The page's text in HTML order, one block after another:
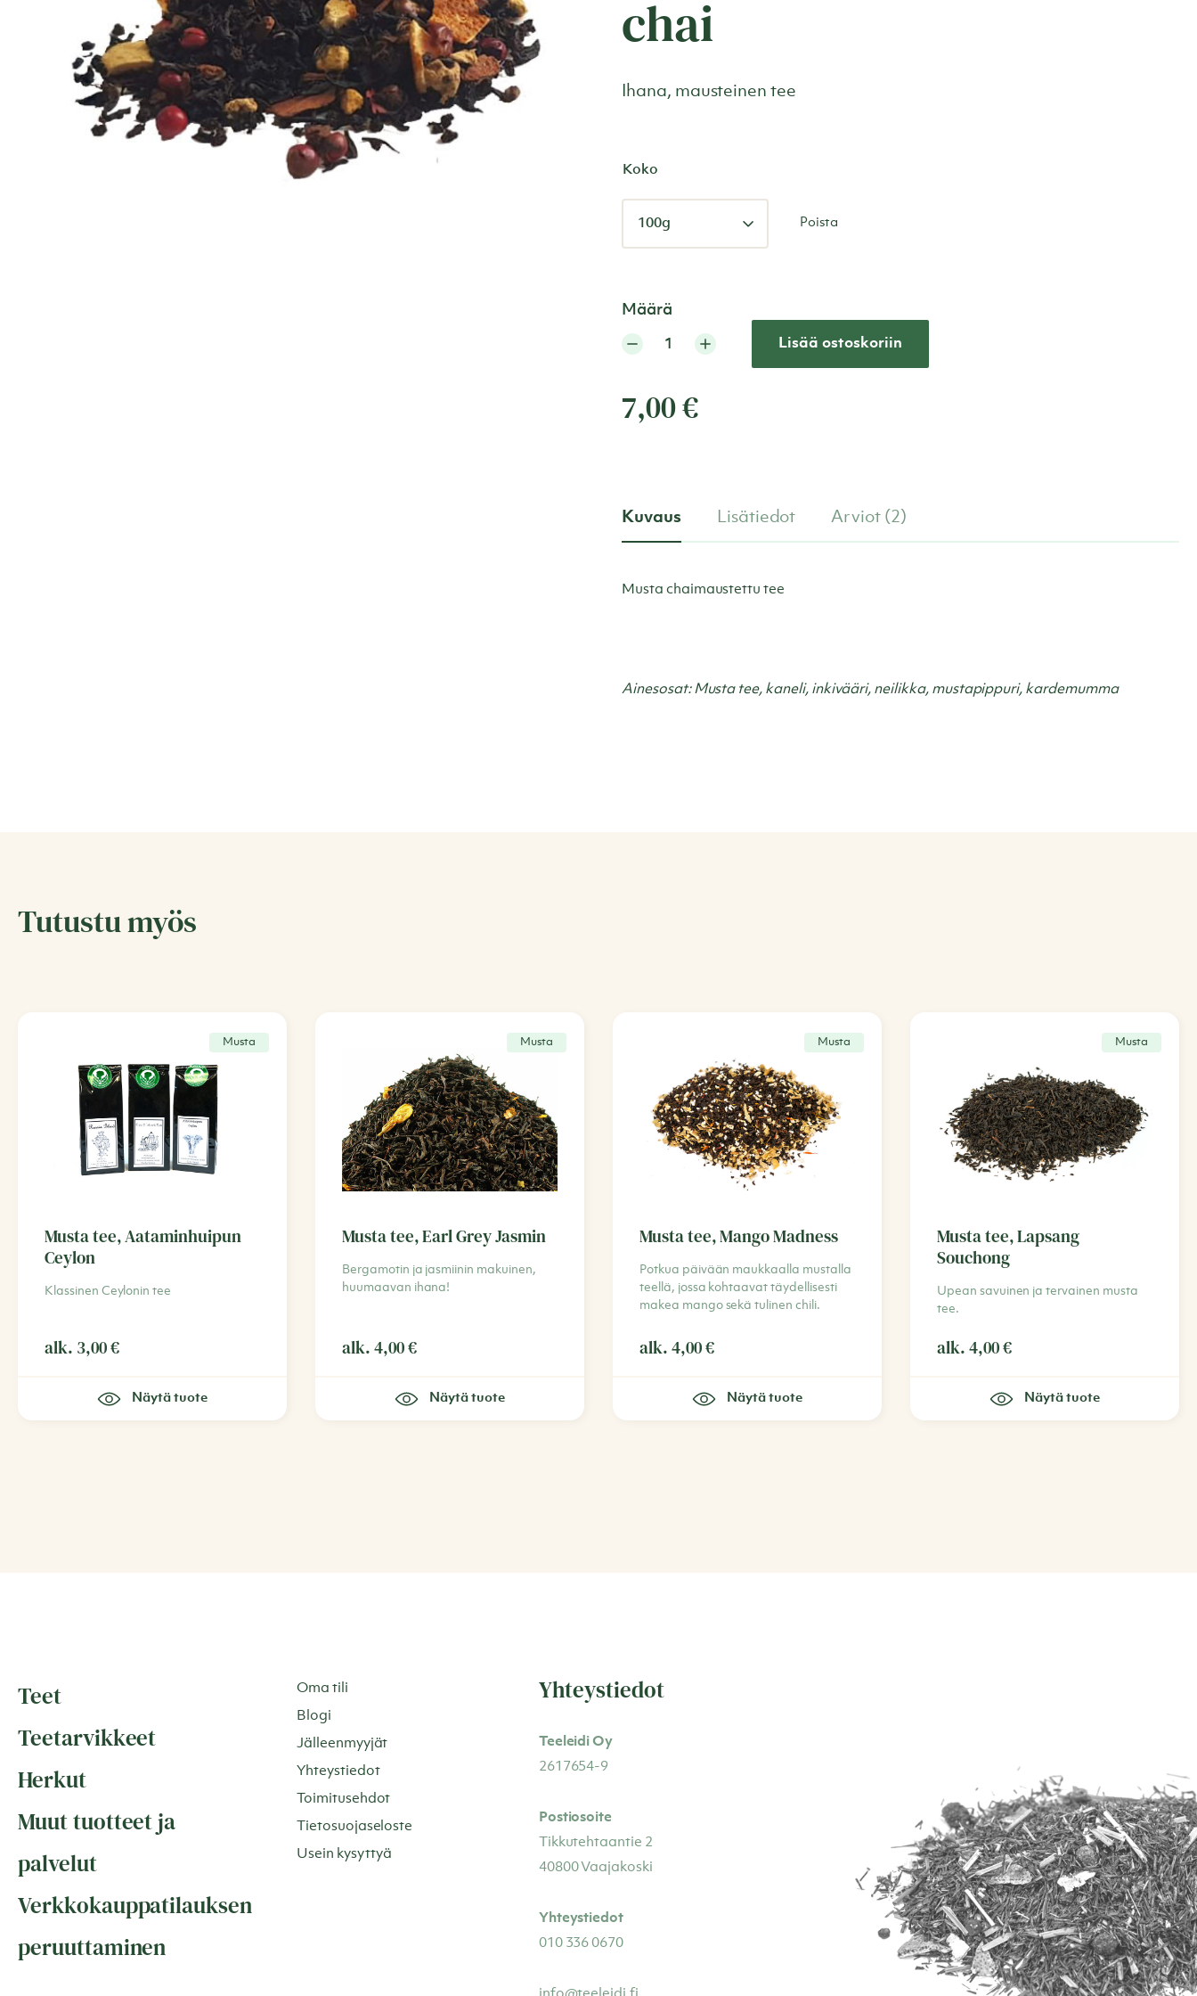
chai
Ihana, mausteinen tee
Koko
Poista
Määrä
Lisää ostoskoriin
7,00€
Kuvaus Lisätiedot Arviot (2)
Musta chaimaustettu tee
Ainesosat: Musta tee, kaneli, inkivääri, neilikka, mustapippuri, kardemumma
Tutustu myös
Musta
Musta tee, Aataminhuipun
Ceylon
Klassinen Ceylonin tee
alk. 3,00€
Näytä tuote
Musta
Musta tee, Earl Grey Jasmin
Bergamotin ja jasmiinin makuinen,
huumaavan ihana!
alk. 4,00€
Näytä tuote
Musta
Musta tee, Mango Madness
Potkua päivään maukkaalla mustalla
teellä, jossa kohtaavat täydellisesti
makea mango sekä tulinen chili.
alk. 4,00€
Näytä tuote
Musta
Musta tee, Lapsang
Souchong
Upean savuinen ja tervainen musta
tee.
alk. 4,00€
Näytä tuote
Teet
Teetarvikkeet
Herkut
Muut tuotteet ja
palvelut
Verkkokauppatilauksen
peruuttaminen
Oma tili
Blogi
Jälleenmyyjät
Yhteystiedot
Toimitusehdot
Tietosuojaseloste
Usein kysyttyä
Yhteystiedot
Teeleidi Oy
2617654-9
Postiosoite
Tikkutehtaantie 2
40800 Vaajakoski
Yhteystiedot
010 336 0670